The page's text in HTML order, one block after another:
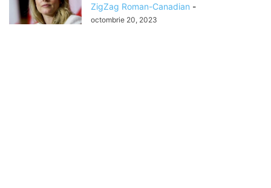
ZigZag Roman-Canadian -
octombrie 20, 2023